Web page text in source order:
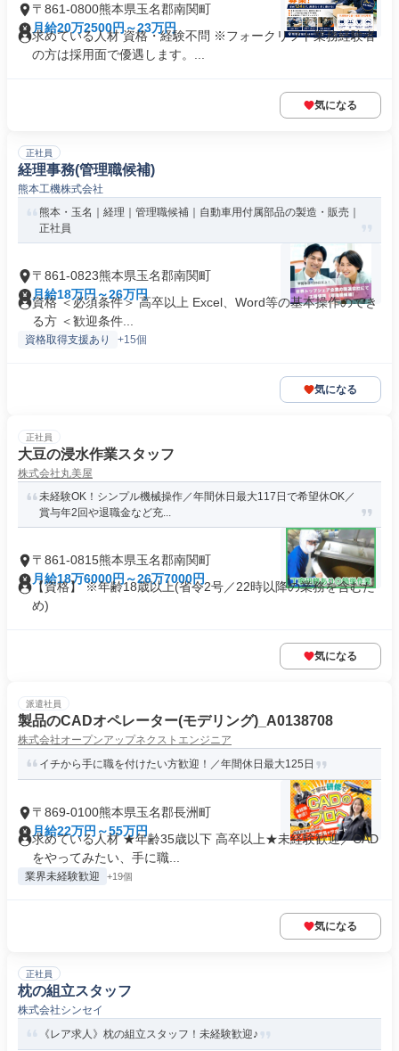
〒861-0800熊本県玉名郡南関町
月給20万2500円～23万円
求めている人材 資格・経験不問 ※フォークリフト業務経験者
の方は採用面で優遇します。...
気になる
正社員
経理事務(管理職候補)
熊本工機株式会社
熊本・玉名｜経理｜管理職候補｜自動車用付属部品の製造・販売｜
正社員
〒861-0823熊本県玉名郡南関町
月給18万円～26万円
資格 ＜必須条件＞ 高卒以上 Excel、Word等の基本操作のでき
る方 ＜歓迎条件...
資格取得支援あり +15個
気になる
正社員
大豆の浸水作業スタッフ
株式会社丸美屋
未経験OK！シンプル機械操作／年間休日最大117日で希望休OK／
賞与年2回や退職金など充...
〒861-0815熊本県玉名郡南関町
月給18万6000円～26万7000円
【資格】 ※年齢18歳以上(省令2号／22時以降の業務を含むた
め)
気になる
派遣社員
製品のCADオペレーター(モデリング)_A0138708
株式会社オープンアップネクストエンジニア
イチから手に職を付けたい方歓迎！／年間休日最大125日
〒869-0100熊本県玉名郡長洲町
月給22万円～55万円
求めている人材 ★年齢35歳以下 高卒以上★未経験歓迎／CAD
をやってみたい、手に職...
業界未経験歓迎 +19個
気になる
正社員
枕の組立スタッフ
株式会社シンセイ
《レア求人》枕の組立スタッフ！未経験歓迎♪